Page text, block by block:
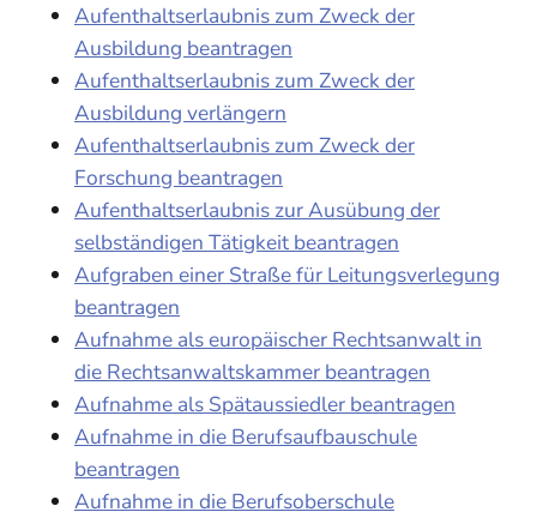
Aufenthaltserlaubnis zum Zweck der
Ausbildung beantragen
Aufenthaltserlaubnis zum Zweck der
Ausbildung verlängern
Aufenthaltserlaubnis zum Zweck der
Forschung beantragen
Aufenthaltserlaubnis zur Ausübung der
selbständigen Tätigkeit beantragen
Aufgraben einer Straße für Leitungsverlegung
beantragen
Aufnahme als europäischer Rechtsanwalt in
die Rechtsanwaltskammer beantragen
Aufnahme als Spätaussiedler beantragen
Aufnahme in die Berufsaufbauschule
beantragen
Aufnahme in die Berufsoberschule